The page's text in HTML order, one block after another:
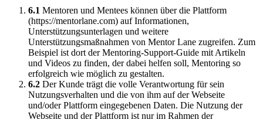
6.1 Mentoren und Mentees können über die Plattform
(https://mentorlane.com) auf Informationen,
Unterstützungsunterlagen und weitere
Unterstützungsmaßnahmen von Mentor Lane zugreifen. Zum
Beispiel ist dort der Mentoring-Support-Guide mit Artikeln
und Videos zu finden, der dabei helfen soll, Mentoring so
erfolgreich wie möglich zu gestalten.
6.2 Der Kunde trägt die volle Verantwortung für sein
Nutzungsverhalten und die von ihm auf der Webseite
und/oder Plattform eingegebenen Daten. Die Nutzung der
Webseite und der Plattform ist nur im Rahmen der